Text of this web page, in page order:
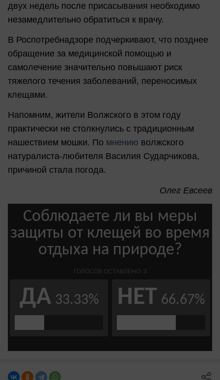
двух недель после присасывания необходимо
незамедлительно обратиться к врачу.
В Роспотребнадзоре подчеркивают, что позднее
обращение за медицинской помощью и
самолечение значительно повышают риск
тяжелого течения заболеваний, переносимых
клещами.
Напомним, жители Волжского в этом году
практически не столкнулись с традиционным
нашествием мошки. По мнению волжского
натуралиста-любителя Василия Сударчикова,
причиной стала погода.
Олег Евсеев